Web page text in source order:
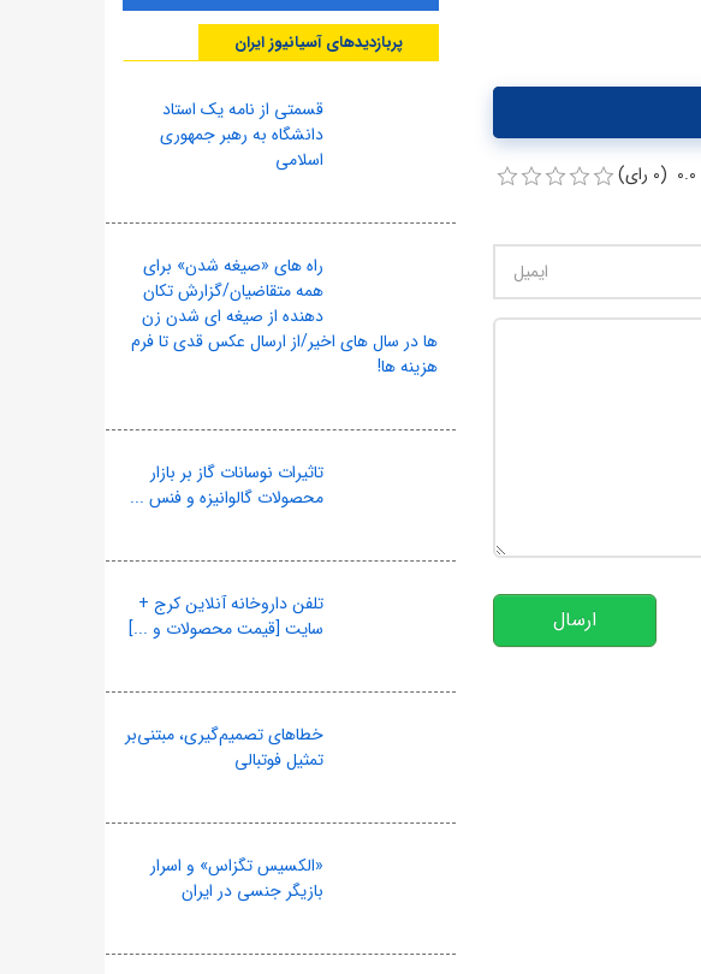
ارسال
پربازدیدهای آسیانیوز ایران
قسمتی از نامه یک استاد
دانشگاه به رهبر جمهوری
اسلامی
راه های «صیغه شدن» برای
همه متقاضیان/گزارش تکان
دهنده از صیغه ای شدن زن
ها در سال های اخیر/از ارسال عکس قدی تا فرم
هزینه ها!
تاثیرات نوسانات گاز بر بازار
محصولات گالوانیزه و فنس ...
تلفن داروخانه آنلاین کرج +
سایت [قیمت محصولات و ...]
خطاهای تصمیم‌گیری، مبتنی‌بر
تمثیل فوتبالی
«الکسیس تگزاس» و اسرار
بازیگر جنسی در ایران